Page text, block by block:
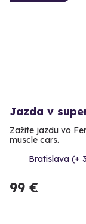
Jazda v
Zažite jazdu vo
muscle cars.
Bratislava (+
99 €